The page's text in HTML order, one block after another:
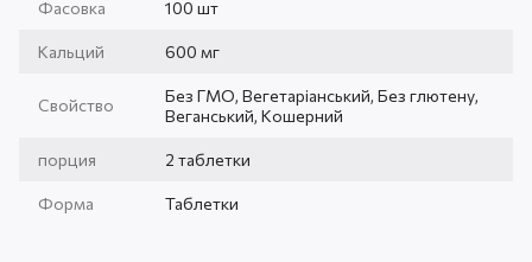
Фасовка 100 шт
Кальций 600 мг
Свойство
Без ГМО, Вегетаріанський, Без глютену,
Веганський, Кошерний
порция 2 таблетки
Форма Таблетки